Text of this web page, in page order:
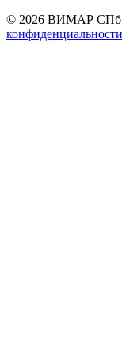
© 2026 ВИМАР СПб.
конфиденциальности